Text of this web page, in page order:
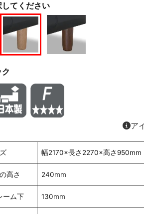
てください
ア
幅2170×長さ2270×高さ950mm
高さ 240mm
ーム下 130mm